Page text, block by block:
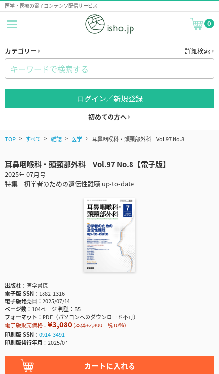
医学・医療の電子コンテンツ配信サービス
0
カテゴリー 詳細検索
ログイン／新規登録
初めての方へ
TOP すべて 雑誌 医学 耳鼻咽喉科・頭頸部外科 Vol.97 No.8
耳鼻咽喉科・頭頸部外科 Vol.97 No.8【電子版】
2025年 07月号
特集 初学者のための遺伝性難聴 up-to-date
出版社
医学書院
電子版ISSN
1882-1316
電子版発売日
2025/07/14
ページ数
104ページ判型
B5
フォーマット
PDF（パソコンへのダウンロード不可）
電子版販売価格： ¥3,080(本体¥2,800＋税10％)
印刷版ISSN
0914-3491
印刷版発行年月
2025/07
カートに入れる